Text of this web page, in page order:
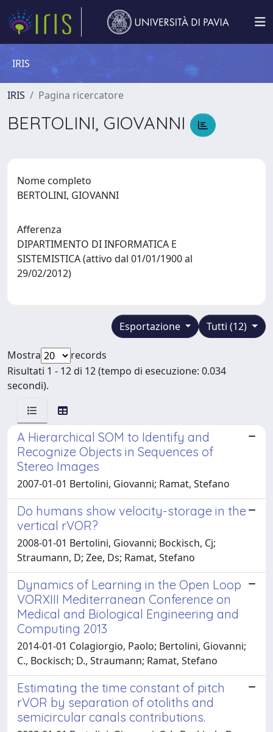
IRIS
IRIS Pagina ricercatore
BERTOLINI, GIOVANNI
Nome completo
BERTOLINI, GIOVANNI
Afferenza
DIPARTIMENTO DI INFORMATICA E
SISTEMISTICA (attivo dal 01/01/1900 al
29/02/2012)
Tutti (12)
Esportazione
Mostra
records
Risultati 1 - 12 di 12 (tempo di esecuzione: 0.034
secondi).
A Hierarchical SOM to Identify and
Recognize Objects in Sequences of
Stereo Images
2007-01-01 Bertolini, Giovanni; Ramat, Stefano
Do humans show velocity-storage in the
vertical rVOR?
2008-01-01 Bertolini, Giovanni; Bockisch, Cj;
Straumann, D; Zee, Ds; Ramat, Stefano
Dynamics of Learning in the Open Loop
VORXIII Mediterranean Conference on
Medical and Biological Engineering and
Computing 2013
2014-01-01 Colagiorgio, Paolo; Bertolini, Giovanni;
C., Bockisch; D., Straumann; Ramat, Stefano
Estimating the time constant of pitch
rVOR by separation of otoliths and
semicircular canals contributions.